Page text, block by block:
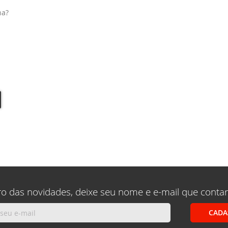
das novidades, deixe seu nome e e-mail que